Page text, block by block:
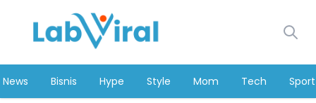
News Bisnis Hype Style Mom Tech Sport